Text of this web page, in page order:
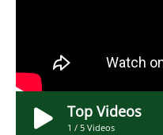
Top Videos
1 / 5 Videos